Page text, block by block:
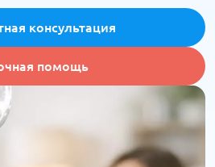
консультация
помощь